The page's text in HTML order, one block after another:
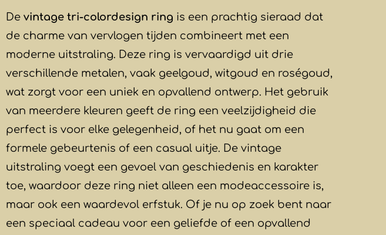
De vintage tri-colordesign ring is een prachtig sieraad dat
de charme van vervlogen tijden combineert met een
moderne uitstraling. Deze ring is vervaardigd uit drie
verschillende metalen, vaak geelgoud, witgoud en roségoud,
wat zorgt voor een uniek en opvallend ontwerp. Het gebruik
van meerdere kleuren geeft de ring een veelzijdigheid die
perfect is voor elke gelegenheid, of het nu gaat om een
formele gebeurtenis of een casual uitje. De vintage
uitstraling voegt een gevoel van geschiedenis en karakter
toe, waardoor deze ring niet alleen een modeaccessoire is,
maar ook een waardevol erfstuk. Of je nu op zoek bent naar
een speciaal cadeau voor een geliefde of een opvallend